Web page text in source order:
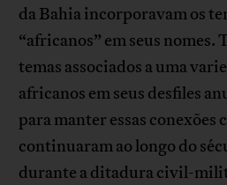
da Bahia incorporavam os
“africanos” em seus nomes.
temas associados a uma
africanos em seus desfiles
para manter essas conexões
continuaram ao longo do
durante a ditadura civil-